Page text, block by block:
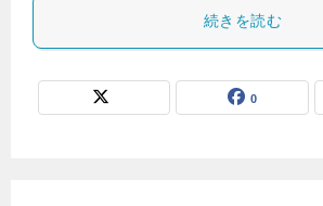
続きを読む
0